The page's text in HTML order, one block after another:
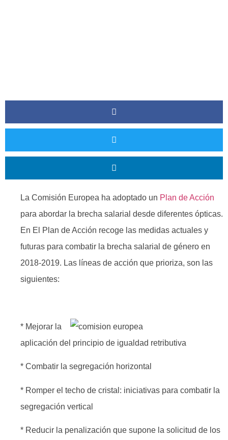
La Comisión Europea ha adoptado un Plan de Acción
para abordar la brecha salarial desde diferentes ópticas.
En El Plan de Acción recoge las medidas actuales y
futuras para combatir la brecha salarial de género en
2018-2019. Las líneas de acción que prioriza, son las
siguientes:
* Mejorar la
aplicación del principio de igualdad retributiva
* Combatir la segregación horizontal
* Romper el techo de cristal: iniciativas para combatir la
segregación vertical
* Reducir la penalización que supone la solicitud de los